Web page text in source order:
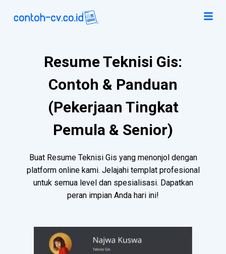
Resume Teknisi Gis:
Contoh & Panduan
(Pekerjaan Tingkat
Pemula & Senior)
Buat Resume Teknisi Gis yang menonjol dengan
platform online kami. Jelajahi templat profesional
untuk semua level dan spesialisasi. Dapatkan
peran impian Anda hari ini!